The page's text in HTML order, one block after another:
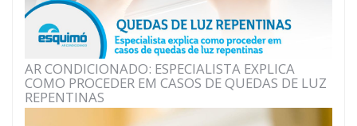
AR CONDICIONADO: ESPECIALISTA EXPLICA
COMO PROCEDER EM CASOS DE QUEDAS DE LUZ
REPENTINAS